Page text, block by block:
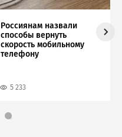
Россиянам назвали
способы вернуть
скорость мобильному
телефону
5 233